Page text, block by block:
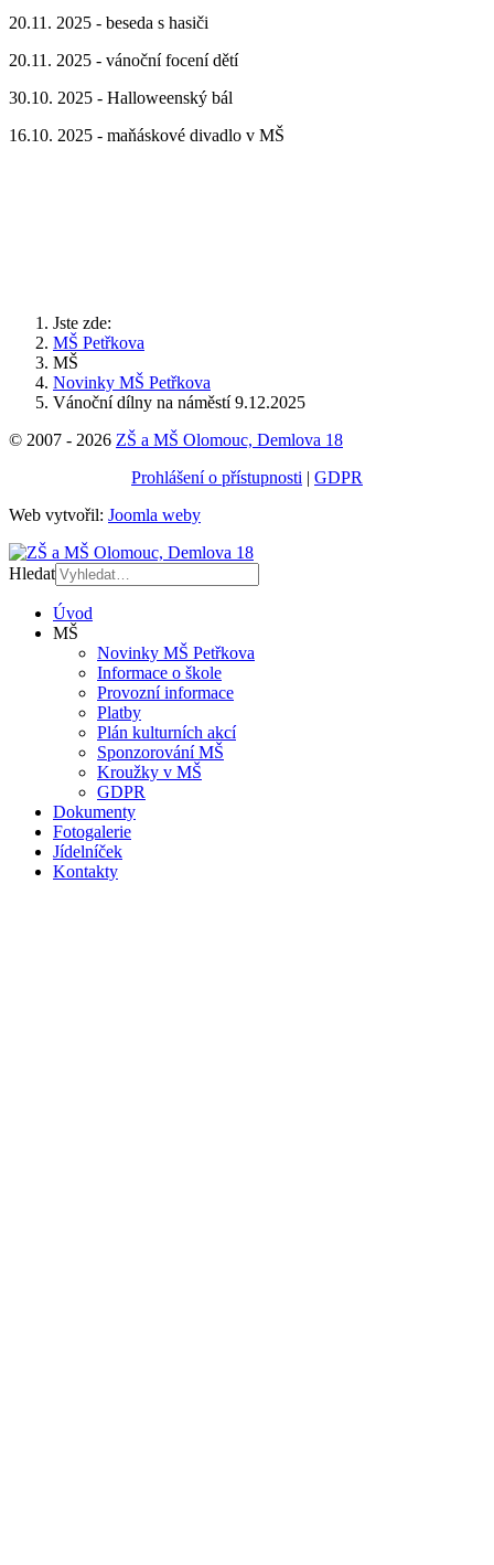
20.11. 2025 - beseda s hasiči
20.11. 2025 - vánoční focení dětí
30.10. 2025 - Halloweenský bál
16.10. 2025 - maňáskové divadlo v MŠ
Jste zde:
MŠ Petřkova
MŠ
Novinky MŠ Petřkova
Vánoční dílny na náměstí 9.12.2025
© 2007 - 2026 ZŠ a MŠ Olomouc, Demlova 18
Prohlášení o přístupnosti | GDPR
Web vytvořil: Joomla weby
Hledat
Úvod
MŠ
Novinky MŠ Petřkova
Informace o škole
Provozní informace
Platby
Plán kulturních akcí
Sponzorování MŠ
Kroužky v MŠ
GDPR
Dokumenty
Fotogalerie
Jídelníček
Kontakty